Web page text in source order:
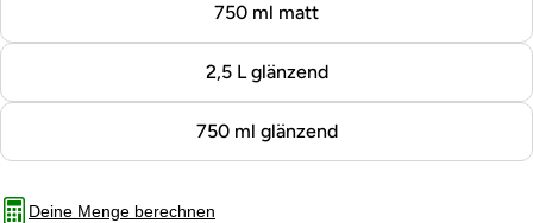
750 ml matt
2,5 L glänzend
750 ml glänzend
Deine Menge berechnen